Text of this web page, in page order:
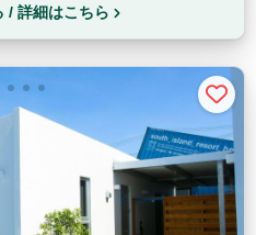
/ 詳細はこちら